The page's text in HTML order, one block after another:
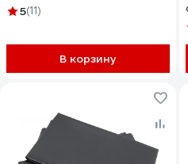
5(11)
В корзину